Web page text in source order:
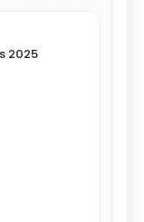
2025